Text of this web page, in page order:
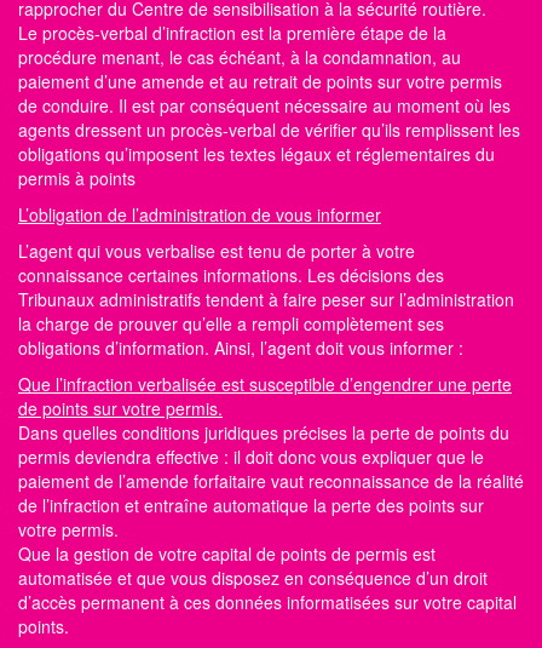
rapprocher du Centre de sensibilisation à la sécurité routière.
Le procès-verbal d’infraction est la première étape de la
procédure menant, le cas échéant, à la condamnation, au
paiement d’une amende et au retrait de points sur votre permis
de conduire. Il est par conséquent nécessaire au moment où les
agents dressent un procès-verbal de vérifier qu’ils remplissent les
obligations qu’imposent les textes légaux et réglementaires du
permis à points
L’obligation de l’administration de vous informer
L’agent qui vous verbalise est tenu de porter à votre
connaissance certaines informations. Les décisions des
Tribunaux administratifs tendent à faire peser sur l’administration
la charge de prouver qu’elle a rempli complètement ses
obligations d’information. Ainsi, l’agent doit vous informer :
Que l’infraction verbalisée est susceptible d’engendrer une perte
de points sur votre permis.
Dans quelles conditions juridiques précises la perte de points du
permis deviendra effective : il doit donc vous expliquer que le
paiement de l’amende forfaitaire vaut reconnaissance de la réalité
de l’infraction et entraîne automatique la perte des points sur
votre permis.
Que la gestion de votre capital de points de permis est
automatisée et que vous disposez en conséquence d’un droit
d’accès permanent à ces données informatisées sur votre capital
points.